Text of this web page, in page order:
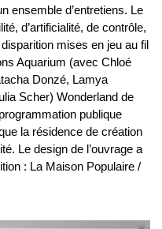
ensemble d’entretiens. Le
d’artificialité, de contrôle,
mises en jeu au fil
Aquarium (avec Chloé
Donzé, Lamya
Scher) Wonderland de
publique
la résidence de création
Le design de l’ouvrage a
: La Maison Populaire /